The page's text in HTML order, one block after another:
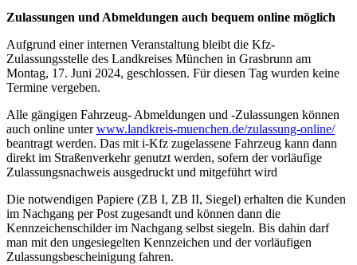
Zulassungen und Abmeldungen auch bequem online möglich
Aufgrund einer internen Veranstaltung bleibt die Kfz-
Zulassungsstelle des Landkreises München in Grasbrunn am
Montag, 17. Juni 2024, geschlossen. Für diesen Tag wurden keine
Termine vergeben.
Alle gängigen Fahrzeug- Abmeldungen und -Zulassungen können
auch online unterwww.landkreis-muenchen.de/zulassung-online/
beantragt werden. Das mit i-Kfz zugelassene Fahrzeug kann dann
direkt im Straßenverkehr genutzt werden, sofern der vorläufige
Zulassungsnachweis ausgedruckt und mitgeführt wird
Die notwendigen Papiere (ZB I, ZB II, Siegel) erhalten die Kunden
im Nachgang per Post zugesandt und können dann die
Kennzeichenschilder im Nachgang selbst siegeln. Bis dahin darf
man mit den ungesiegelten Kennzeichen und der vorläufigen
Zulassungsbescheinigung fahren.